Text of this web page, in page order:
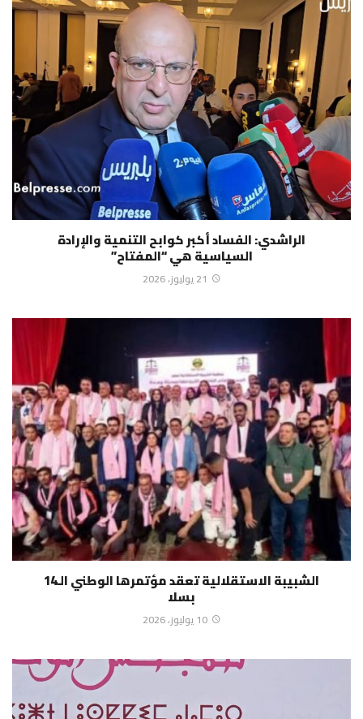
الراشدي: الفساد أكبر كوابح التنمية والإرادة
السياسية هي “المفتاح”
21 يوليوز، 2026
الشبيبة الاستقلالية تعقد مؤتمرها الوطني الـ14
بسلا
10 يوليوز، 2026